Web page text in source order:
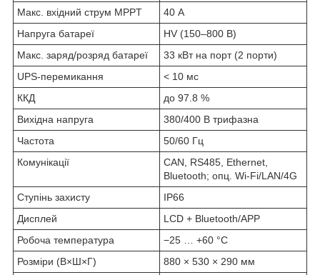
Макс. вхідний струм MPPT
40 А
Напруга батареї
HV (150–800 В)
Макс. заряд/розряд батареї
33 кВт на порт (2 порти)
UPS-перемикання
< 10 мс
ККД
до 97.8 %
Вихідна напруга
380/400 В трифазна
Частота
50/60 Гц
Комунікації
CAN, RS485, Ethernet,
Bluetooth; опц. Wi-Fi/LAN/4G
Ступінь захисту
IP66
Дисплей
LCD + Bluetooth/APP
Робоча температура
−25 … +60 °C
Розміри (В×Ш×Г)
880 × 530 × 290 мм